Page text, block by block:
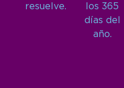
resuelve.
los 365
días del
año.